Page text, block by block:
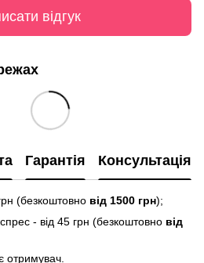
відгук
Гарантія Консультація
(безкоштовно від 1500 грн);
- від 45 грн (безкоштовно від
отримувач.